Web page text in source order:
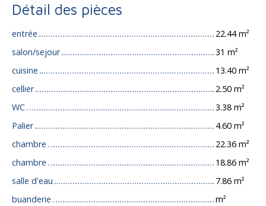
Détail des pièces
entrée
22.44 m²
salon/sejour
31 m²
cuisine
13.40 m²
cellier
2.50 m²
WC
3.38 m²
Palier
4.60 m²
chambre
22.36 m²
chambre
18.86 m²
salle d'eau
7.86 m²
buanderie
m²